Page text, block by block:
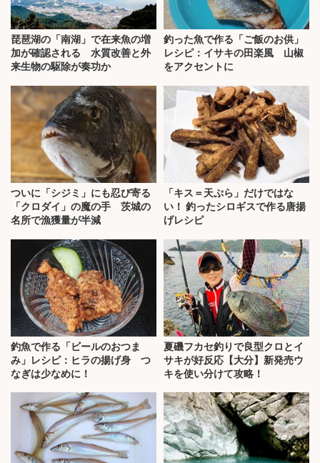
琵琶湖の「南湖」で在来魚の増
加が確認される 水質改善と外
来生物の駆除が奏功か
釣った魚で作る「ご飯のお供」
レシピ：イサキの田楽風 山椒
をアクセントに
ついに「シジミ」にも忍び寄る
「クロダイ」の魔の手 茨城の
名所で漁獲量が半減
「キス＝天ぷら」だけではな
い！ 釣ったシロギスで作る唐揚
げレシピ
釣魚で作る「ビールのおつま
み」レシピ：ヒラの揚げ身 つ
なぎは少なめに！
夏磯フカセ釣りで良型クロとイ
サキが好反応【大分】新発売ウ
キを使い分けて攻略！